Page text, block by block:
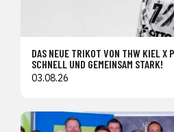
DAS NEUE TRIKOT VON THW KIEL X
SCHNELL UND GEMEINSAM STARK!
03.08.26